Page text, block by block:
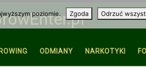
ODMIANY NARKOTYKI
poziomie. Zgoda Odrzuć